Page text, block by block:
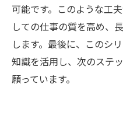
可能です。このような工
しての仕事の質を高め、
します。最後に、このシ
知識を活用し、次のステ
願っています。